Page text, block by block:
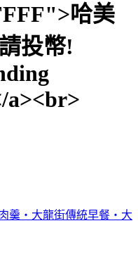
哈美
投幣!
a><br>
羹‧大龍街傳統早餐‧大